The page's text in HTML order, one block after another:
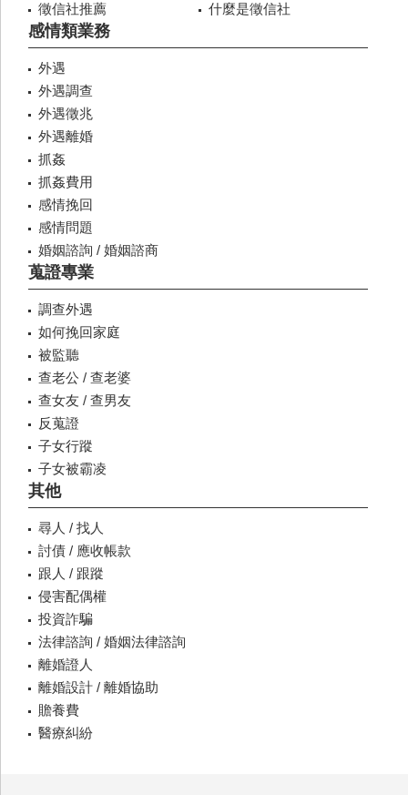
徵信社推薦
什麼是徵信社
感情類業務
外遇
外遇調查
外遇徵兆
外遇離婚
抓姦
抓姦費用
感情挽回
感情問題
婚姻諮詢 / 婚姻諮商
蒐證專業
調查外遇
如何挽回家庭
被監聽
查老公 / 查老婆
查女友 / 查男友
反蒐證
子女行蹤
子女被霸凌
其他
尋人 / 找人
討債 / 應收帳款
跟人 / 跟蹤
侵害配偶權
投資詐騙
法律諮詢 / 婚姻法律諮詢
離婚證人
離婚設計 / 離婚協助
贍養費
醫療糾紛